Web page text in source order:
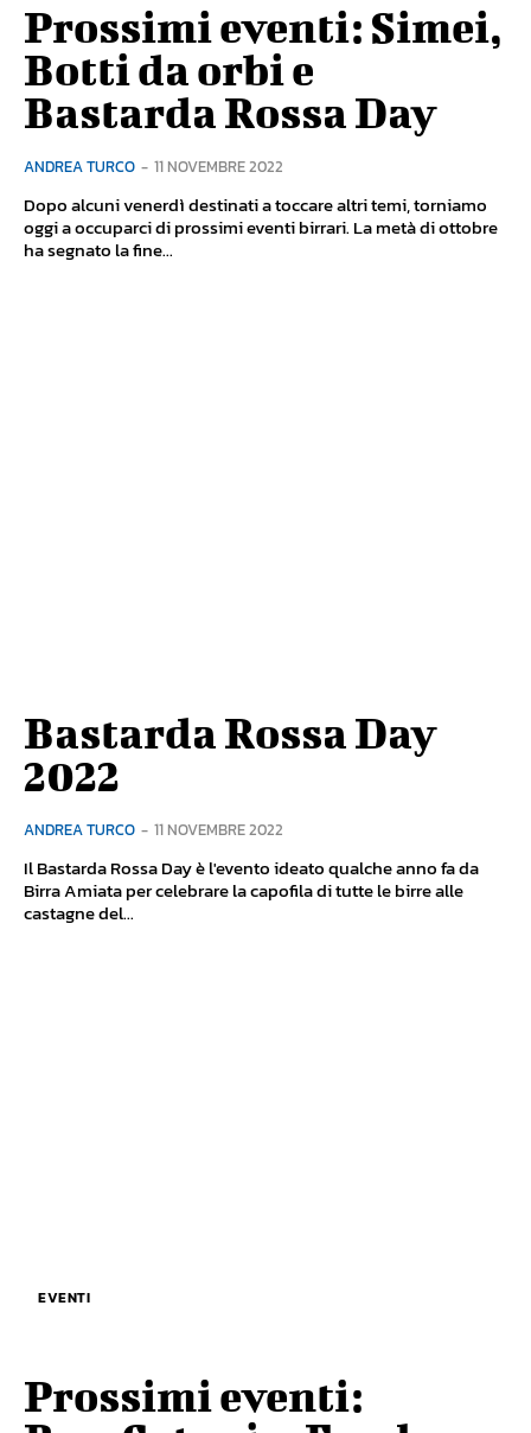
Prossimi eventi: Simei,
Botti da orbi e
Bastarda Rossa Day
ANDREA TURCO - 11 NOVEMBRE 2022
Dopo alcuni venerdì destinati a toccare altri temi, torniamo
oggi a occuparci di prossimi eventi birrari. La metà di ottobre
ha segnato la fine...
Bastarda Rossa Day
2022
ANDREA TURCO - 11 NOVEMBRE 2022
Il Bastarda Rossa Day è l'evento ideato qualche anno fa da
Birra Amiata per celebrare la capofila di tutte le birre alle
castagne del...
EVENTI
Prossimi eventi: